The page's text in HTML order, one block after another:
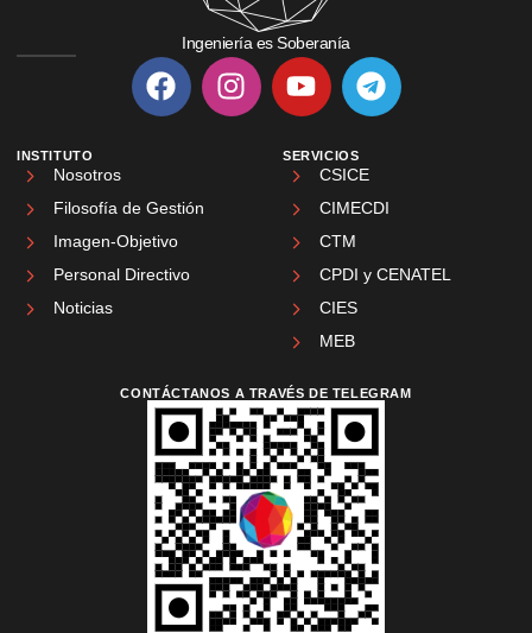
Ingeniería es Soberanía
INSTITUTO
Nosotros
Filosofía de Gestión
Imagen-Objetivo
Personal Directivo
Noticias
SERVICIOS
CSICE
CIMECDI
CTM
CPDI y CENATEL
CIES
MEB
CONTÁCTANOS A TRAVÉS DE TELEGRAM